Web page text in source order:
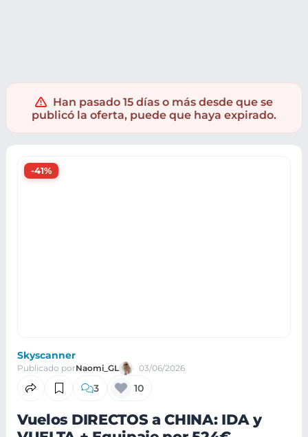
Han pasado 15 días o más desde que se
publicó la oferta, puede que haya expirado.
-41%
Skyscanner
Publicado porNaomi_GL 03/06/2026
3 10
Vuelos DIRECTOS a CHINA: IDA y